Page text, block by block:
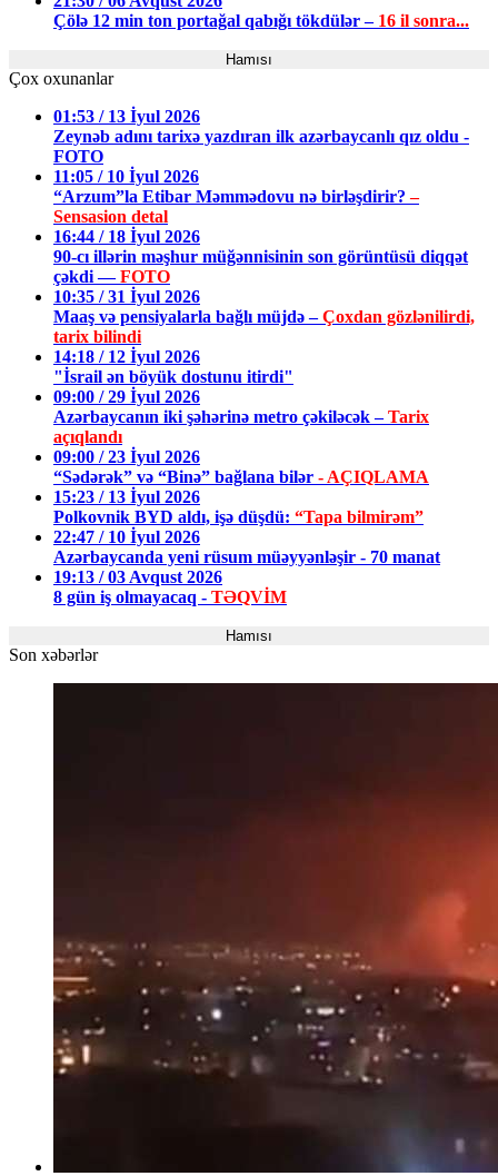
Çölə 12 min ton portağal qabığı tökdülər – 16 il sonra...
Hamısı
Çox oxunanlar
01:53 / 13 İyul 2026
Zeynəb adını tarixə yazdıran ilk azərbaycanlı qız oldu -
FOTO
11:05 / 10 İyul 2026
“Arzum”la Etibar Məmmədovu nə birləşdirir?–
Sensasion detal
16:44 / 18 İyul 2026
90-cı illərin məşhur müğənnisinin son görüntüsü diqqət
çəkdi —FOTO
10:35 / 31 İyul 2026
Maaş və pensiyalarla bağlı müjdə –Çoxdan gözlənilirdi,
tarix bilindi
14:18 / 12 İyul 2026
"İsrail ən böyük dostunu itirdi"
09:00 / 29 İyul 2026
Azərbaycanın iki şəhərinə metro çəkiləcək –Tarix
açıqlandı
09:00 / 23 İyul 2026
“Sədərək” və “Binə” bağlana bilər - AÇIQLAMA
15:23 / 13 İyul 2026
Polkovnik BYD aldı, işə düşdü: “Tapa bilmirəm”
22:47 / 10 İyul 2026
Azərbaycanda yeni rüsum müəyyənləşir - 70 manat
19:13 / 03 Avqust 2026
8 gün iş olmayacaq - TƏQVİM
Hamısı
Son xəbərlər